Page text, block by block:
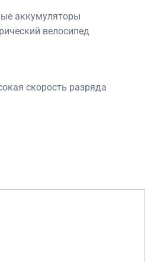
аккумуляторы
велосипед
скорость разряда